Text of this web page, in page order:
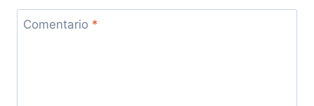
Comentario *